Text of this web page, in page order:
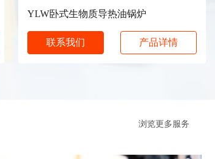
YLW卧式生物质导热油锅炉
联系我们 产品详情
浏览更多服务